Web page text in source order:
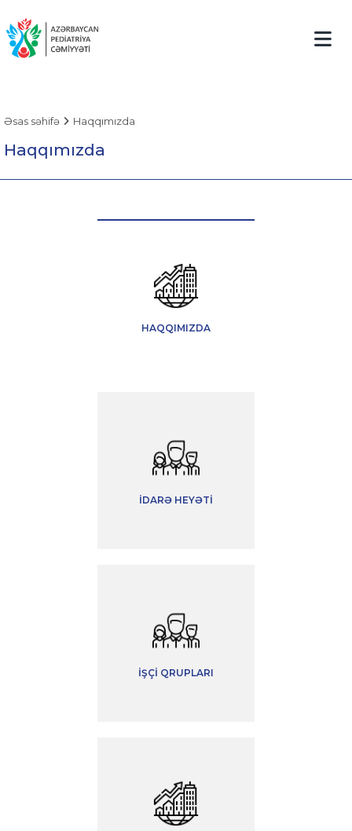
Əsas səhifə Haqqımızda
Haqqımızda
HAQQIMIZDA
İDARƏ HEYƏTI
İŞÇI QRUPLARI